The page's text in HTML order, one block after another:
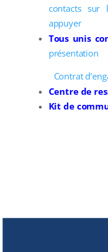
contacts sur
appuyer
Tous unis
présentation
Contrat
Centre de
Kit de